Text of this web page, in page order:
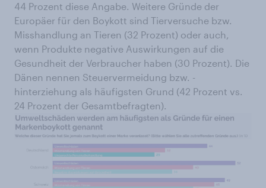
44 Prozent diese Angabe. Weitere Gründe der
Europäer für den Boykott sind Tierversuche bzw.
Misshandlung an Tieren (32 Prozent) oder auch,
wenn Produkte negative Auswirkungen auf die
Gesundheit der Verbraucher haben (30 Prozent). Die
Dänen nennen Steuervermeidung bzw. -
hinterziehung als häufigsten Grund (42 Prozent vs.
24 Prozent der Gesamtbefragten).